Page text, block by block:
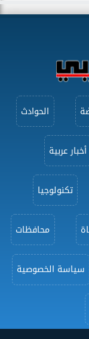
الحوادث
أخبار عربية
تكنولوجيا
محافظات
سياسة الخصوصية